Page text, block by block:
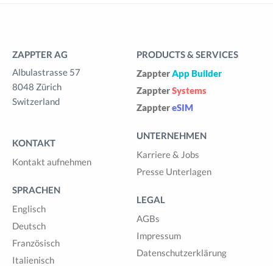
ZAPPTER AG
Albulastrasse 57
8048 Zürich
Switzerland
KONTAKT
Kontakt aufnehmen
SPRACHEN
Englisch
Deutsch
Französisch
Italienisch
PRODUCTS & SERVICES
ZappterApp Builder
ZappterSystems
ZapptereSIM
UNTERNEHMEN
Karriere & Jobs
Presse Unterlagen
LEGAL
AGBs
Impressum
Datenschutzerklärung